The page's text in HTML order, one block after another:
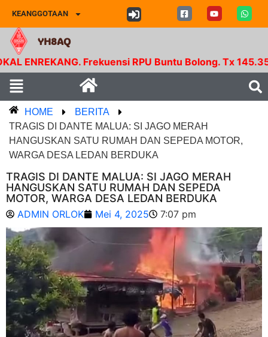
KEANGGOTAAN
YH8AQ
Frekuensi RPU Buntu Bolong. Tx 145.350
HOME
BERITA
TRAGIS DI DANTE MALUA: SI JAGO MERAH
HANGUSKAN SATU RUMAH DAN SEPEDA MOTOR,
WARGA DESA LEDAN BERDUKA
TRAGIS DI DANTE MALUA: SI JAGO MERAH
HANGUSKAN SATU RUMAH DAN SEPEDA
MOTOR, WARGA DESA LEDAN BERDUKA
ADMIN ORLOK Mei 4, 2025 7:07 pm